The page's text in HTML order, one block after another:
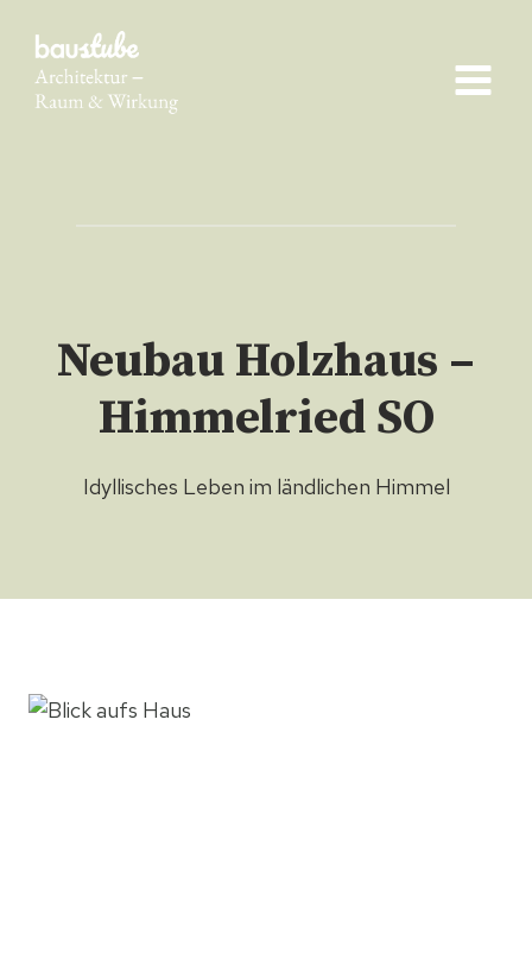
content
Neubau Holzhaus –
Himmelried SO
Idyllisches Leben im ländlichen Himmel